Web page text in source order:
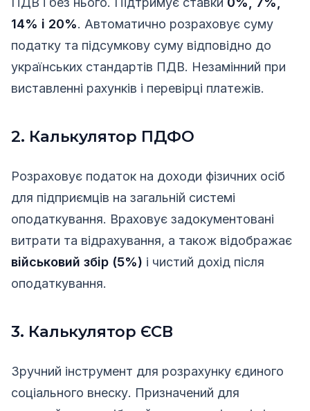
14% і 20%. Автоматично розраховує суму
податку та підсумкову суму відповідно до
українських стандартів ПДВ. Незамінний при
виставленні рахунків і перевірці платежів.
2. Калькулятор ПДФО
Розраховує податок на доходи фізичних осіб
для підприємців на загальній системі
оподаткування. Враховує задокументовані
витрати та відрахування, а також відображає
військовий збір (5%) і чистий дохід після
оподаткування.
3. Калькулятор ЄСВ
Зручний інструмент для розрахунку єдиного
соціального внеску. Призначений для